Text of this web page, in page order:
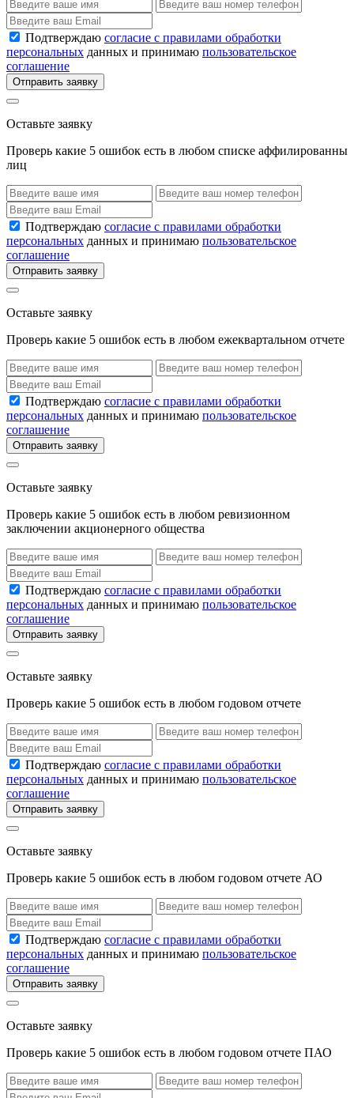
Подтверждаю согласие с правилами обработки
персональных данных и принимаю пользовательское
соглашение
Отправить заявку
Оставьте заявку
Проверь какие 5 ошибок есть в любом списке аффилированны
лиц
Подтверждаю согласие с правилами обработки
персональных данных и принимаю пользовательское
соглашение
Отправить заявку
Оставьте заявку
Проверь какие 5 ошибок есть в любом ежеквартальном отчете
Подтверждаю согласие с правилами обработки
персональных данных и принимаю пользовательское
соглашение
Отправить заявку
Оставьте заявку
Проверь какие 5 ошибок есть в любом ревизионном
заключении акционерного общества
Подтверждаю согласие с правилами обработки
персональных данных и принимаю пользовательское
соглашение
Отправить заявку
Оставьте заявку
Проверь какие 5 ошибок есть в любом годовом отчете
Подтверждаю согласие с правилами обработки
персональных данных и принимаю пользовательское
соглашение
Отправить заявку
Оставьте заявку
Проверь какие 5 ошибок есть в любом годовом отчете АО
Подтверждаю согласие с правилами обработки
персональных данных и принимаю пользовательское
соглашение
Отправить заявку
Оставьте заявку
Проверь какие 5 ошибок есть в любом годовом отчете ПАО